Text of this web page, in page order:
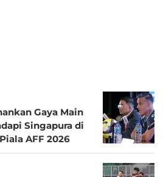
Gaya Main
Singapura di
AFF 2026